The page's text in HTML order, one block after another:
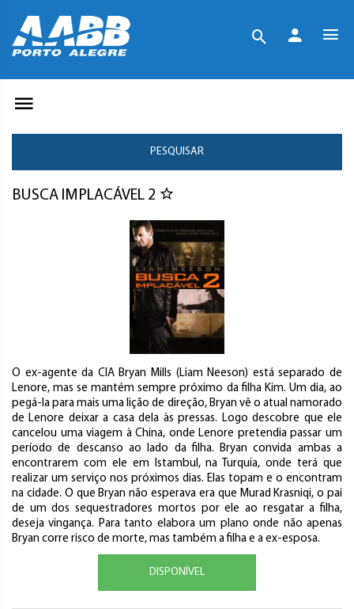
PESQUISAR
BUSCA IMPLACÁVEL 2
O ex-agente da CIA Bryan Mills (Liam Neeson) está separado de
Lenore, mas se mantém sempre próximo da filha Kim. Um dia, ao
pegá-la para mais uma lição de direção, Bryan vê o atual namorado
de Lenore deixar a casa dela às pressas. Logo descobre que ele
cancelou uma viagem à China, onde Lenore pretendia passar um
período de descanso ao lado da filha. Bryan convida ambas a
encontrarem com ele em Istambul, na Turquia, onde terá que
realizar um serviço nos próximos dias. Elas topam e o encontram
na cidade. O que Bryan não esperava era que Murad Krasniqi, o pai
de um dos sequestradores mortos por ele ao resgatar a filha,
deseja vingança. Para tanto elabora um plano onde não apenas
Bryan corre risco de morte, mas também a filha e a ex-esposa.
DISPONÍVEL